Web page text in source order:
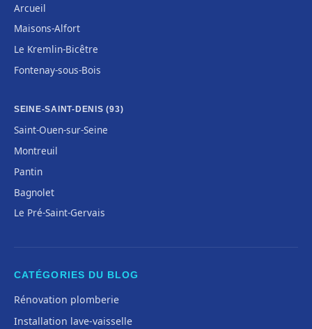
Arcueil
Maisons-Alfort
Le Kremlin-Bicêtre
Fontenay-sous-Bois
SEINE-SAINT-DENIS (93)
Saint-Ouen-sur-Seine
Montreuil
Pantin
Bagnolet
Le Pré-Saint-Gervais
CATÉGORIES DU BLOG
Rénovation plomberie
Installation lave-vaisselle